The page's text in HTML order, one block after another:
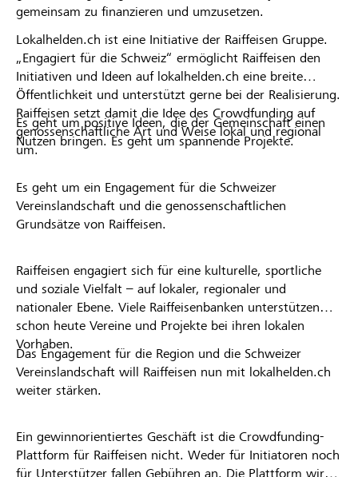
gemeinsam zu finanzieren und umzusetzen.
Lokalhelden.ch ist eine Initiative der Raiffeisen Gruppe.
„Engagiert für die Schweiz“ ermöglicht Raiffeisen den
Initiativen und Ideen auf lokalhelden.ch eine breite
Öffentlichkeit und unterstützt gerne bei der Realisierung.
Raiffeisen setzt damit die Idee des Crowdfunding auf
genossenschaftliche Art und Weise lokal und regional
um.
Es geht um positive Ideen, die der Gemeinschaft einen
Nutzen bringen. Es geht um spannende Projekte.
Es geht um ein Engagement für die Schweizer
Vereinslandschaft und die genossenschaftlichen
Grundsätze von Raiffeisen.
Raiffeisen engagiert sich für eine kulturelle, sportliche
und soziale Vielfalt – auf lokaler, regionaler und
nationaler Ebene. Viele Raiffeisenbanken unterstützen
schon heute Vereine und Projekte bei ihren lokalen
Vorhaben.
Das Engagement für die Region und die Schweizer
Vereinslandschaft will Raiffeisen nun mit lokalhelden.ch
weiter stärken.
Ein gewinnorientiertes Geschäft ist die Crowdfunding-
Plattform für Raiffeisen nicht. Weder für Initiatoren noch
für Unterstützer fallen Gebühren an. Die Plattform wird